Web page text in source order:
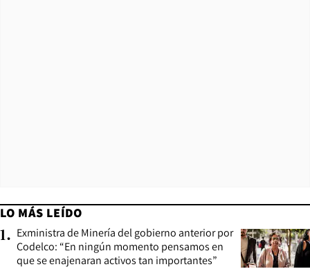
LO MÁS LEÍDO
1. Exministra de Minería del gobierno anterior por
Codelco: “En ningún momento pensamos en
que se enajenaran activos tan importantes”